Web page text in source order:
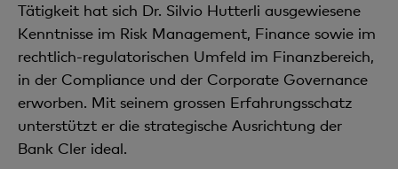
Tätigkeit hat sich Dr. Silvio Hutterli ausgewiesene
Kenntnisse im Risk Management, Finance sowie im
rechtlich-regulatorischen Umfeld im Finanzbereich,
in der Compliance und der Corporate Governance
erworben. Mit seinem grossen Erfahrungsschatz
unterstützt er die strategische Ausrichtung der
Bank Cler ideal.